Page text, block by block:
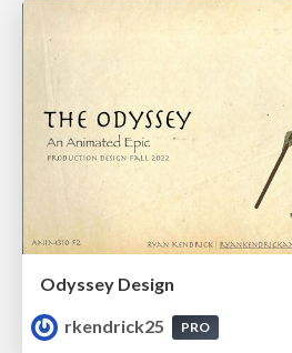
Odyssey Design
rkendrick25
PRO